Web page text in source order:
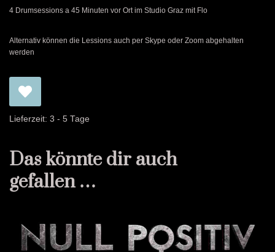
4 Drumsessions a 45 Minuten vor Ort im Studio Graz mit Flo
Alternativ können die Lessions auch per Skype oder Zoom abgehalten
werden
Lieferzeit: 3 - 5 Tage
Das könnte dir auch
gefallen …